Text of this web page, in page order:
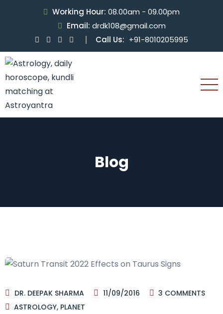
Working Hour: 08.00am - 09.00pm
Email: drdk108@gmail.com
Call Us: +91-8010205995
Blog
DR. DEEPAK SHARMA 11/09/2016 3 COMMENTS
ASTROLOGY, PLANET